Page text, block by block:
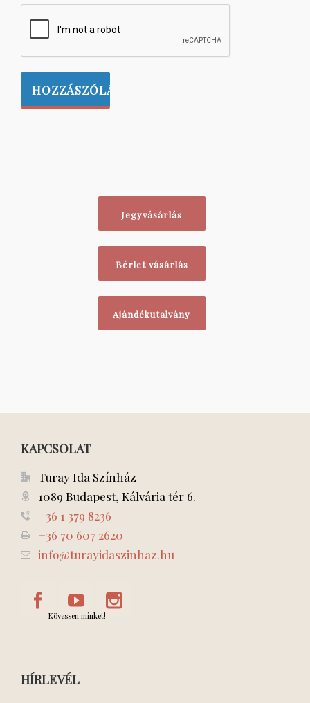
Jegyvásárlás
Bérlet vásárlás
Ajándékutalvány
KAPCSOLAT
Turay Ida Színház
1089 Budapest, Kálvária tér 6.
+36 1 379 8236
+36 70 607 2620
info@turayidaszinhaz.hu
Kövessen minket!
HÍRLEVÉL